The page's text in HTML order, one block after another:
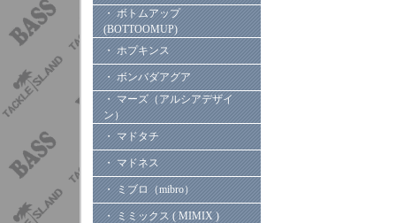
・ ボトムアップ
(BOTTOOMUP)
・ ホプキンス
・ ボンバダアグア
・ マーズ（アルシアデザイ
ン）
・ マドタチ
・ マドネス
・ ミブロ（mibro）
・ ミミックス ( MIMIX )